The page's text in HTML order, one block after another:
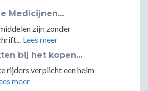
Medicijnen...
zijn zonder
Lees meer
bij het kopen...
rijders verplicht een helm
meer